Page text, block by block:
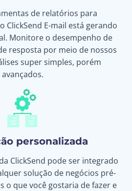
de relatórios para
ClickSend E-mail está gerando
Monitore o desempenho de
resposta por meio de nossos
super simples, porém
avançados.
personalizada
ClickSend pode ser integrado
solução de negócios pré-
o que você gostaria de fazer e